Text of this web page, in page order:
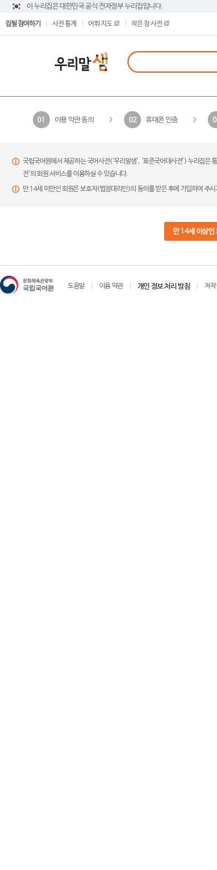
이 누리집은 대한민국 공식 전자정부 누리집입니다.
집필 참여하기 사전 통계 어휘 지도 작은 창 사전
01 이용 약관 동의 02 휴대폰 인증
국립국어원에서 제공하는 국어사전(‘우리말샘’, ‘표준국어대사전’) 누리집
전’의 회원 서비스를 이용하실 수 있습니다.
만 14세 미만인 회원은 보호자(법정대리인)의 동의를 받은 후에 가입하여 주
만 14세 이상인
도움말 이용 약관 개인 정보 처리 방침 저